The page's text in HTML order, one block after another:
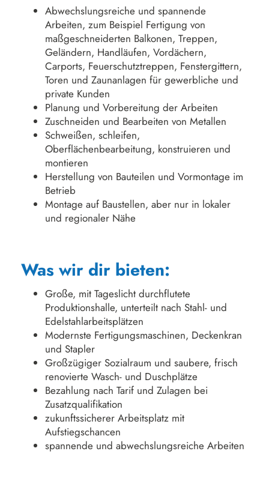
Abwechslungsreiche und spannende
Arbeiten, zum Beispiel Fertigung von
maßgeschneiderten Balkonen, Treppen,
Geländern, Handläufen, Vordächern,
Carports, Feuerschutztreppen, Fenstergittern,
Toren und Zaunanlagen für gewerbliche und
private Kunden
Planung und Vorbereitung der Arbeiten
Zuschneiden und Bearbeiten von Metallen
Schweißen, schleifen,
Oberflächenbearbeitung, konstruieren und
montieren
Herstellung von Bauteilen und Vormontage im
Betrieb
Montage auf Baustellen, aber nur in lokaler
und regionaler Nähe
Was wir dir bieten:
Große, mit Tageslicht durchflutete
Produktionshalle, unterteilt nach Stahl- und
Edelstahlarbeitsplätzen
Modernste Fertigungsmaschinen, Deckenkran
und Stapler
Großzügiger Sozialraum und saubere, frisch
renovierte Wasch- und Duschplätze
Bezahlung nach Tarif und Zulagen bei
Zusatzqualifikation
zukunftssicherer Arbeitsplatz mit
Aufstiegschancen
spannende und abwechslungsreiche Arbeiten